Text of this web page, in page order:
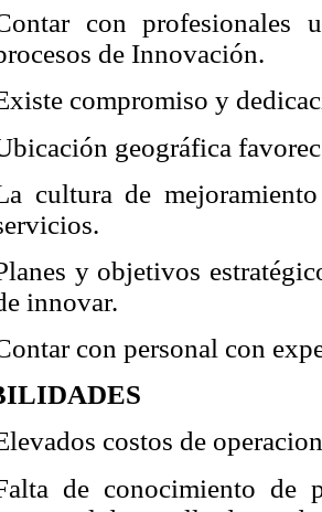
con profesionales
de Innovación.
compromiso y
geográfica
cultura de
y objetivos
innovar.
con personal con
costos de
de conocimiento de